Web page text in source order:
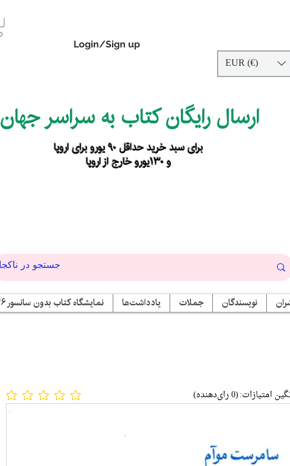
Login/Sign up
EUR (€)
ارسال رایگان کتاب به سراسر جهان
برای سبد خرید حداقل ۹۰ یورو برای اروپا
و ۱۳۰یورو خارج از اروپا
نویسندگان جملات یادداشت‌ها نمایشگاه کتاب بدون سانسور ۲۰۲۶
No ratings yet امتیازات:(0 رای‌دهنده)